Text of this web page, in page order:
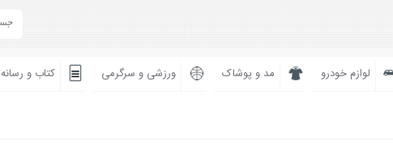
لوازم خودرو مد و پوشاک ورزشی و سرگرمی کتاب و رسانه